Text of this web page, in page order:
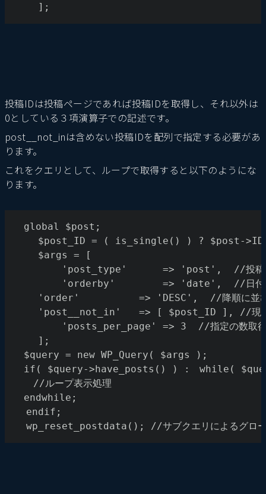
];
投稿IDは投稿ページであれば投稿IDを取得し、それ以外は
0としている３項演算子での記述です。
post__not_inは含めない投稿IDを配列で指定する必要があ
ります。
これをクエリとして、ループで取得すると以下のようにな
ります。
global $post;
$post_ID = ( is_single() ) ? $post-
	$args = [
'post_type'      => 'post',  //投稿
'orderby'        => 'date',  //日付
'order'          => 'DESC',  //降順に並
'post__not_in'   => [ $post_ID ], //現在
'posts_per_page' => 3  //指定の数取
];
$query = new WP_Query( $args );
if( $query->have_posts() ) :　while(
//ループ表示処理
endwhile;
  endif;
wp_reset_postdata(); //サブクエリによるグロー